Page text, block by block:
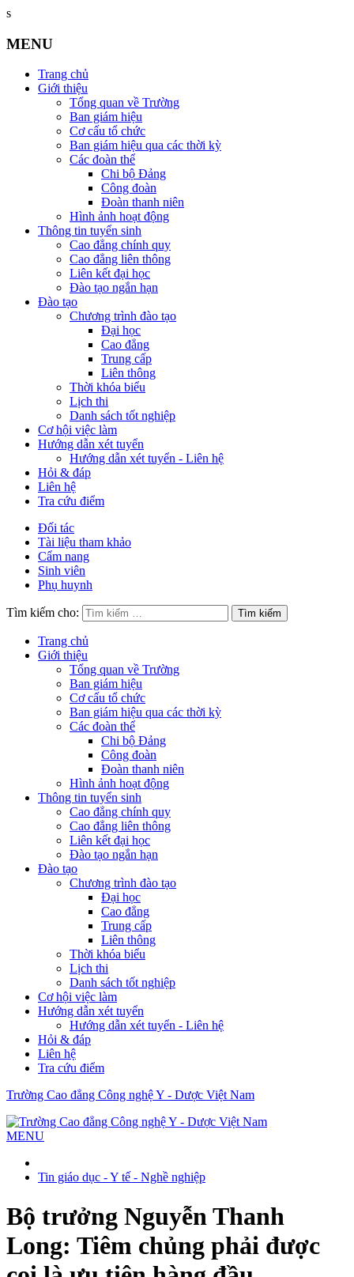
s
MENU
Trang chủ
Giới thiệu
Tổng quan về Trường
Ban giám hiệu
Cơ cấu tổ chức
Ban giám hiệu qua các thời kỳ
Các đoàn thể
Chi bộ Đảng
Công đoàn
Đoàn thanh niên
Hình ảnh hoạt động
Thông tin tuyển sinh
Cao đẳng chính quy
Cao đẳng liên thông
Liên kết đại học
Đào tạo ngắn hạn
Đào tạo
Chương trình đào tạo
Đại học
Cao đẳng
Trung cấp
Liên thông
Thời khóa biểu
Lịch thi
Danh sách tốt nghiệp
Cơ hội việc làm
Hướng dẫn xét tuyển
Hướng dẫn xét tuyển - Liên hệ
Hỏi & đáp
Liên hệ
Tra cứu điểm
Đối tác
Tài liệu tham khảo
Cẩm nang
Sinh viên
Phụ huynh
Tìm kiếm cho:
Trang chủ
Giới thiệu
Tổng quan về Trường
Ban giám hiệu
Cơ cấu tổ chức
Ban giám hiệu qua các thời kỳ
Các đoàn thể
Chi bộ Đảng
Công đoàn
Đoàn thanh niên
Hình ảnh hoạt động
Thông tin tuyển sinh
Cao đẳng chính quy
Cao đẳng liên thông
Liên kết đại học
Đào tạo ngắn hạn
Đào tạo
Chương trình đào tạo
Đại học
Cao đẳng
Trung cấp
Liên thông
Thời khóa biểu
Lịch thi
Danh sách tốt nghiệp
Cơ hội việc làm
Hướng dẫn xét tuyển
Hướng dẫn xét tuyển - Liên hệ
Hỏi & đáp
Liên hệ
Tra cứu điểm
Trường Cao đẳng Công nghệ Y - Dược Việt Nam
MENU
Tin giáo dục - Y tế - Nghề nghiệp
Bộ trưởng Nguyễn Thanh
Long: Tiêm chủng phải được